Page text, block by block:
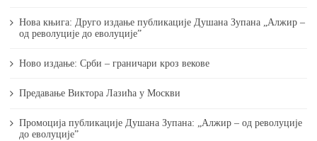
Нова књига: Друго издање публикације Душана Зупана „Алжир –
од револуције до еволуције”
Ново издање: Срби – граничари кроз векове
Предавање Виктора Лазића у Москви
Промоција публикације Душана Зупана: „Алжир – од револуције
до еволуције”